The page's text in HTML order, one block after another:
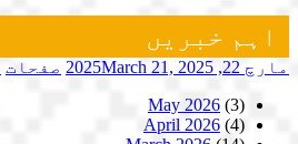
اہم خبریں
مارچ 22, 2025 March 21, 2025 صفحات
May 2026 (3)
April 2026 (4)